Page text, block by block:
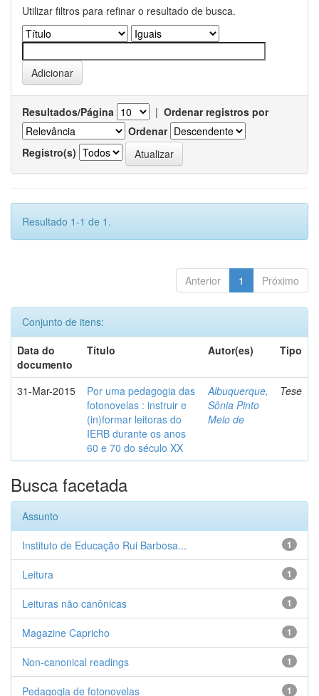
Utilizar filtros para refinar o resultado de busca.
Resultados/Página | Ordenar registros por
Ordenar
Registro(s)
Resultado 1-1 de 1.
Anterior 1 Próximo
Conjunto de itens:
Data do
documento
Título Autor(es) Tipo
31-Mar-2015
Por uma pedagogia das
fotonovelas : instruir e
(in)formar leitoras do
IERB durante os anos
60 e 70 do século XX
Albuquerque,
Sônia Pinto
Melo de
Tese
Busca facetada
Assunto
1
Instituto de Educação Rui Barbosa...
1
Leitura
1
Leituras não canônicas
1
Magazine Capricho
1
Non-canonical readings
1
Pedagogia de fotonovelas